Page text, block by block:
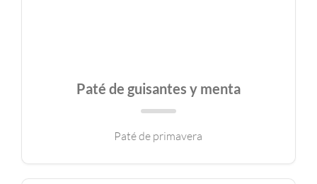
Paté de guisantes y menta
Paté de primavera